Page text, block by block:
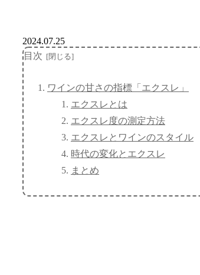
2024.07.25
目次
ワインの甘さの指標「エクスレ」
エクスレとは
エクスレ度の測定方法
エクスレとワインのスタイル
時代の変化とエクスレ
まとめ